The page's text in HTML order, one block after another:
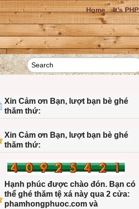
Home It’s PHP
Xin Cảm ơn Bạn, lượt bạn bè ghé
thăm thứ:
Xin Cảm ơn Bạn, lượt bạn bè ghé
thăm thứ:
Hạnh phúc được chào đón. Bạn có
thể ghé thăm tệ xá này qua 2 cửa:
phamhongphuoc.com và